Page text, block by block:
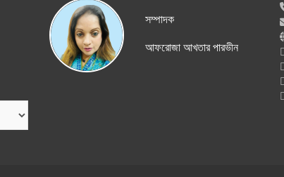
সম্পাদক
আফরোজা আখতার পারভীন